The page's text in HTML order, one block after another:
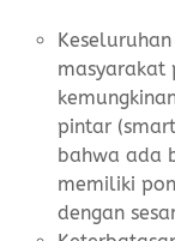
masyarakat
pintar
bahwa ada
memiliki
dengan